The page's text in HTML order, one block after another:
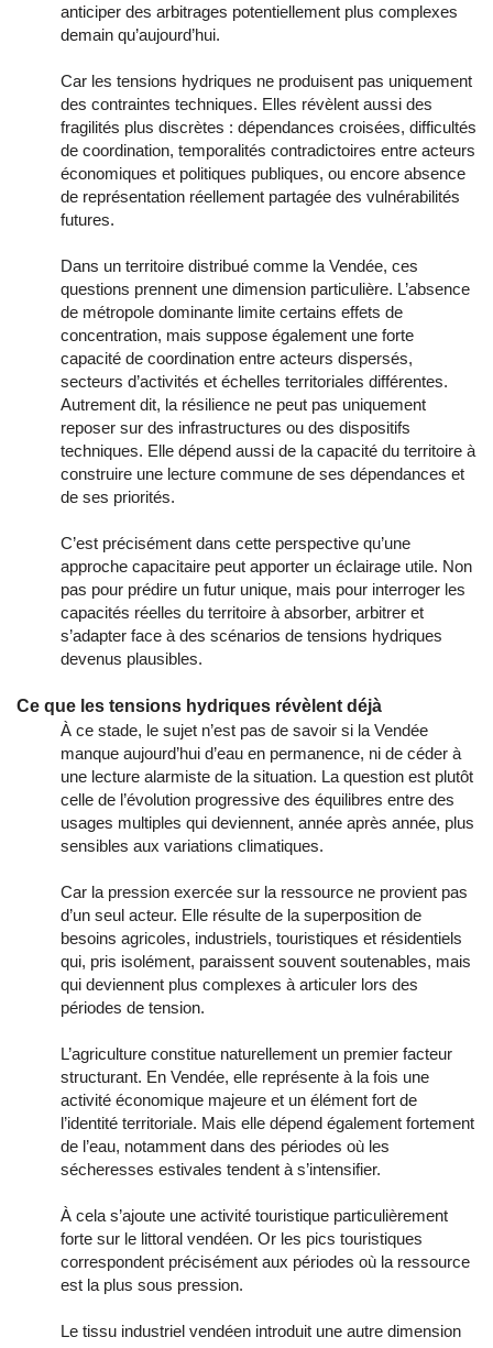
anticiper des arbitrages potentiellement plus complexes
demain qu’aujourd’hui.
Car les tensions hydriques ne produisent pas uniquement
des contraintes techniques. Elles révèlent aussi des
fragilités plus discrètes : dépendances croisées, difficultés
de coordination, temporalités contradictoires entre acteurs
économiques et politiques publiques, ou encore absence
de représentation réellement partagée des vulnérabilités
futures.
Dans un territoire distribué comme la Vendée, ces
questions prennent une dimension particulière. L’absence
de métropole dominante limite certains effets de
concentration, mais suppose également une forte
capacité de coordination entre acteurs dispersés,
secteurs d’activités et échelles territoriales différentes.
Autrement dit, la résilience ne peut pas uniquement
reposer sur des infrastructures ou des dispositifs
techniques. Elle dépend aussi de la capacité du territoire à
construire une lecture commune de ses dépendances et
de ses priorités.
C’est précisément dans cette perspective qu’une
approche capacitaire peut apporter un éclairage utile. Non
pas pour prédire un futur unique, mais pour interroger les
capacités réelles du territoire à absorber, arbitrer et
s’adapter face à des scénarios de tensions hydriques
devenus plausibles.
Ce que les tensions hydriques révèlent déjà
À ce stade, le sujet n’est pas de savoir si la Vendée
manque aujourd’hui d’eau en permanence, ni de céder à
une lecture alarmiste de la situation. La question est plutôt
celle de l’évolution progressive des équilibres entre des
usages multiples qui deviennent, année après année, plus
sensibles aux variations climatiques.
Car la pression exercée sur la ressource ne provient pas
d’un seul acteur. Elle résulte de la superposition de
besoins agricoles, industriels, touristiques et résidentiels
qui, pris isolément, paraissent souvent soutenables, mais
qui deviennent plus complexes à articuler lors des
périodes de tension.
L’agriculture constitue naturellement un premier facteur
structurant. En Vendée, elle représente à la fois une
activité économique majeure et un élément fort de
l’identité territoriale. Mais elle dépend également fortement
de l’eau, notamment dans des périodes où les
sécheresses estivales tendent à s’intensifier.
À cela s’ajoute une activité touristique particulièrement
forte sur le littoral vendéen. Or les pics touristiques
correspondent précisément aux périodes où la ressource
est la plus sous pression.
Le tissu industriel vendéen introduit une autre dimension